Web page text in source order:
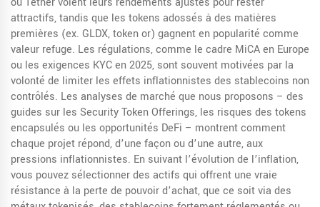
attractifs, tandis que les tokens adossés à des matières
premières (ex. GLDX, token or) gagnent en popularité comme
valeur refuge. Les régulations, comme le cadre MiCA en Europe
ou les exigences KYC en 2025, sont souvent motivées par la
volonté de limiter les effets inflationnistes des stablecoins non
contrôlés. Les analyses de marché que nous proposons – des
guides sur les Security Token Offerings, les risques des tokens
encapsulés ou les opportunités DeFi – montrent comment
chaque projet répond, d’une façon ou d’une autre, aux
pressions inflationnistes. En suivant l’évolution de l’inflation,
vous pouvez sélectionner des actifs qui offrent une vraie
résistance à la perte de pouvoir d’achat, que ce soit via des